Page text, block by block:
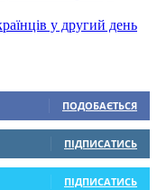
у другий день
ПОДОБАЄТЬСЯ
ПІДПИСАТИСЬ
ПІДПИСАТИСЬ